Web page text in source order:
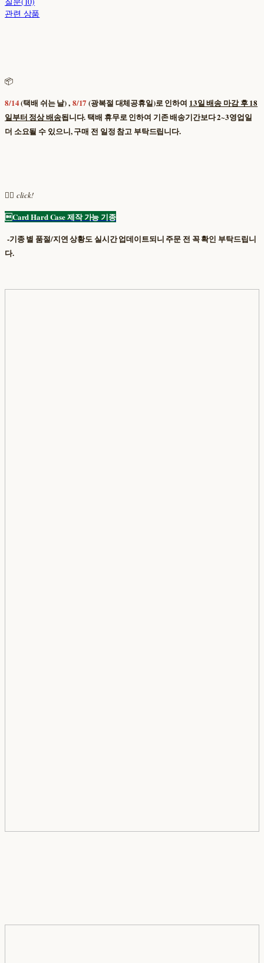
관련 상품
📦
8/14(택배 쉬는 날) , 8/17 (광복절 대체공휴일)로 인하여 13일 배송 마감 후 18
일부터 정상 배송됩니다. 택배 휴무로 인하여 기존 배송기간보다 2~3영업일
더 소요될 수 있으니, 구매 전 일정 참고 부탁드립니다.
👇🏿 click!
Card Hard Case 제작 가능 기종
-기종 별 품절/지연 상황도 실시간 업데이트되니 주문 전 꼭 확인 부탁드립니
다.